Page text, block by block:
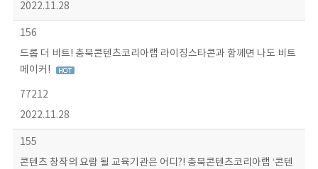
2022.11.28
156
드롭 더 비트! 충북콘텐츠코리아랩 라이징스타콘과 함께면 나도 비트
메이커!
77212
2022.11.28
155
콘텐츠 창작의 요람 될 교육기관은 어디?! 충북콘텐츠코리아랩 ‘콘텐